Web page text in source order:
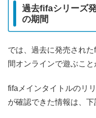
過去fifaシリーズ
の期間
では、過去に発売され
間オンラインで遊ぶこと
fifaメインタイトルのリ
が確認できた情報は、下